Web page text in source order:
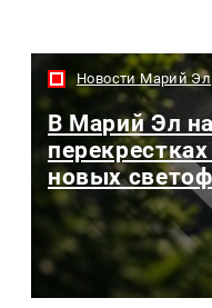
Новости Марий Эл
В Марий Эл
новых